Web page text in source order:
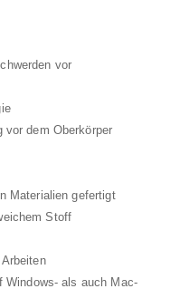
vor
vor dem Oberkörper
Materialien gefertigt
Stoff
Windows- als auch Mac-